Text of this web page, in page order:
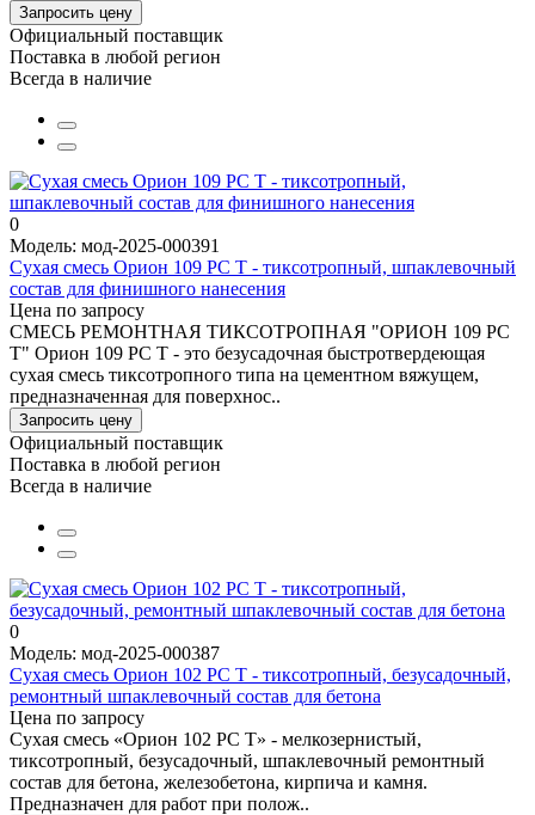
Запросить цену
Официальный поставщик
Поставка в любой регион
Всегда в наличие
0
Модель: мод-2025-000391
Сухая смесь Орион 109 РС Т - тиксотропный, шпаклевочный
состав для финишного нанесения
Цена по запросу
СМЕСЬ РЕМОНТНАЯ ТИКСОТРОПНАЯ "ОРИОН 109 РС
Т" Орион 109 РС Т - это безусадочная быстротвердеющая
сухая смесь тиксотропного типа на цементном вяжущем,
предназначенная для поверхнос..
Запросить цену
Официальный поставщик
Поставка в любой регион
Всегда в наличие
0
Модель: мод-2025-000387
Сухая смесь Орион 102 РС Т - тиксотропный, безусадочный,
ремонтный шпаклевочный состав для бетона
Цена по запросу
Сухая смесь «Орион 102 РС Т» - мелкозернистый,
тиксотропный, безусадочный, шпаклевочный ремонтный
состав для бетона, железобетона, кирпича и камня.
Предназначен для работ при полож..